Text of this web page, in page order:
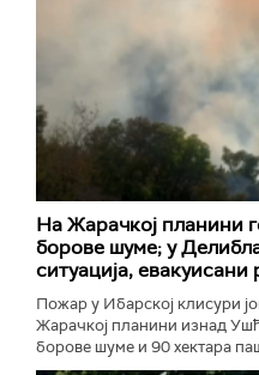
На Жарачкој планини
борове шуме; у
ситуација,
Пожар у Ибарској клисури
Жарачкој планини изнад
борове шуме и 90 хектара